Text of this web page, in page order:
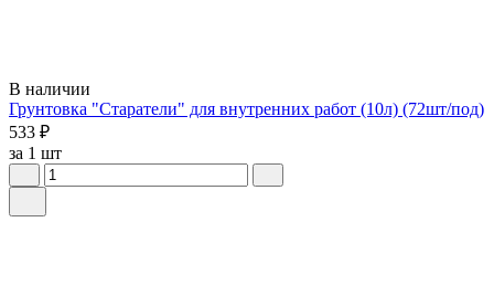
В наличии
Грунтовка "Старатели" для внутренних работ (10л) (72шт/под)
533 ₽
за 1 шт